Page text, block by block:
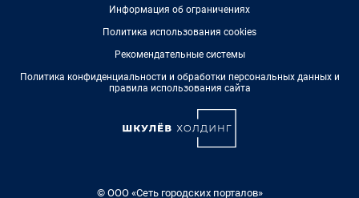
Информация об ограничениях
Политика использования cookies
Рекомендательные системы
Политика конфиденциальности и обработки персональных данных и
правила использования сайта
© ООО «Сеть городских порталов»